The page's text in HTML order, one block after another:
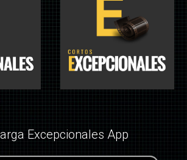
Excepcionales App